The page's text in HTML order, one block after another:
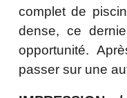
complet de
dense, ce
opportunité.
passer sur une